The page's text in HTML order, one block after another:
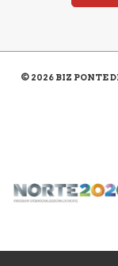
© 2026 BIZ PONTE